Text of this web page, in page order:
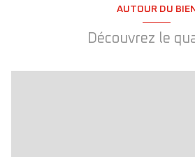
AUTOUR DU BIEN
Découvrez le